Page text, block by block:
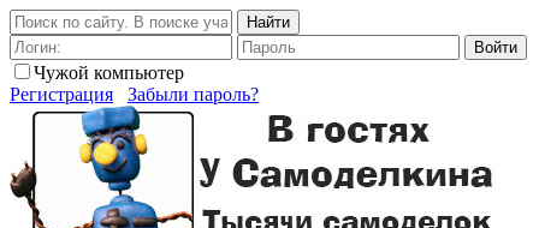
Найти
Войти
Чужой компьютер
Регистрация
Забыли пароль?